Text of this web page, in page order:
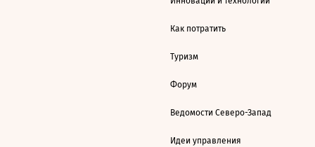
Как потратить
Туризм
Форум
Ведомости Северо-Запад
Идеи управления